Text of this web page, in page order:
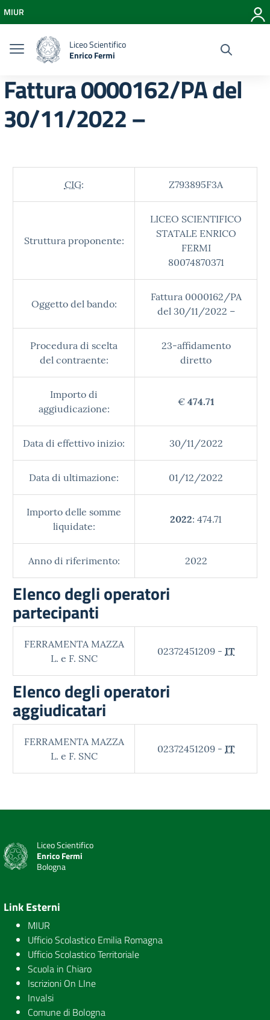
Vai al menu di navigazione
Vai al footer
MIUR
Liceo Scientifico
Enrico Fermi
Fattura 0000162/PA del
30/11/2022 –
CIG: Z793895F3A
Struttura proponente:
LICEO SCIENTIFICO
STATALE ENRICO
FERMI
80074870371
Oggetto del bando:
Fattura 0000162/PA
del 30/11/2022 –
Procedura di scelta
del contraente:
23-affidamento
diretto
Importo di
aggiudicazione:
€ 474.71
Data di effettivo inizio: 30/11/2022
Data di ultimazione: 01/12/2022
Importo delle somme
liquidate:
2022: 474.71
Anno di riferimento: 2022
Elenco degli operatori
partecipanti
FERRAMENTA MAZZA
L. e F. SNC
02372451209 - IT
Elenco degli operatori
aggiudicatari
FERRAMENTA MAZZA
L. e F. SNC
02372451209 - IT
Liceo Scientifico
Enrico Fermi
Bologna
Link Esterni
MIUR
Ufficio Scolastico Emilia Romagna
Ufficio Scolastico Territoriale
Scuola in Chiaro
Iscrizioni On LIne
Invalsi
Comune di Bologna